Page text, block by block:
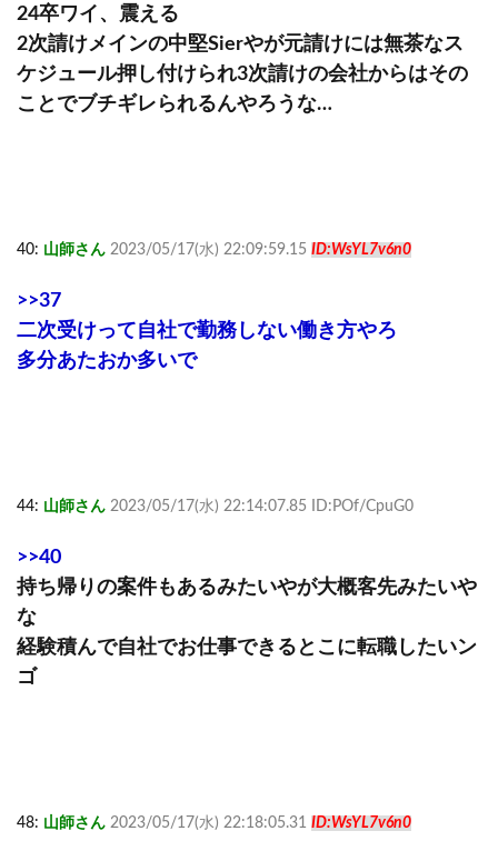
24卒ワイ、震える
2次請けメインの中堅Sierやが元請けには無茶なス
ケジュール押し付けられ3次請けの会社からはその
ことでブチギレられるんやろうな…
40: 山師さん 2023/05/17(水) 22:09:59.15 ID:WsYL7v6n0
>>37
二次受けって自社で勤務しない働き方やろ
多分あたおか多いで
44: 山師さん 2023/05/17(水) 22:14:07.85 ID:POf/CpuG0
>>40
持ち帰りの案件もあるみたいやが大概客先みたいや
な
経験積んで自社でお仕事できるとこに転職したいン
ゴ
48: 山師さん 2023/05/17(水) 22:18:05.31 ID:WsYL7v6n0